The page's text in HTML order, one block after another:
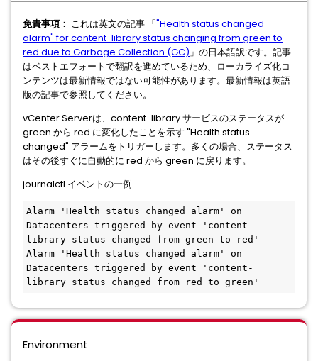
免責事項： これは英文の記事 「"Health status changed
alarm" for content-library status changing from green to
red due to Garbage Collection (GC)」の日本語訳です。記事
はベストエフォートで翻訳を進めているため、ローカライズ化コ
ンテンツは最新情報ではない可能性があります。最新情報は英語
版の記事で参照してください。
vCenter Serverは、content-library サービスのステータスが
green から red に変化したことを示す "Health status
changed" アラームをトリガーします。多くの場合、ステータス
はその後すぐに自動的に red から green に戻ります。
journalctl イベントの一例
Alarm 'Health status changed alarm' on
Datacenters triggered by event 'content-
library status changed from green to red'
Alarm 'Health status changed alarm' on
Datacenters triggered by event 'content-
library status changed from red to green'
Environment